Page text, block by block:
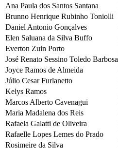
Ana Paula dos Santos Santana
Brunno Henrique Rubinho Toniolli
Daniel Antonio Gonçalves
Elen Saluana da Silva Buffo
Everton Zuin Porto
José Renato Sessino Toledo Barbosa
Joyce Ramos de Almeida
Júlio Cesar Furlanetto
Kelys Ramos
Marcos Alberto Cavenagui
Maria Madalena dos Reis
Rafaela Galatti de Oliveira
Rafaelle Lopes Lemes do Prado
Rosimeire da Silva